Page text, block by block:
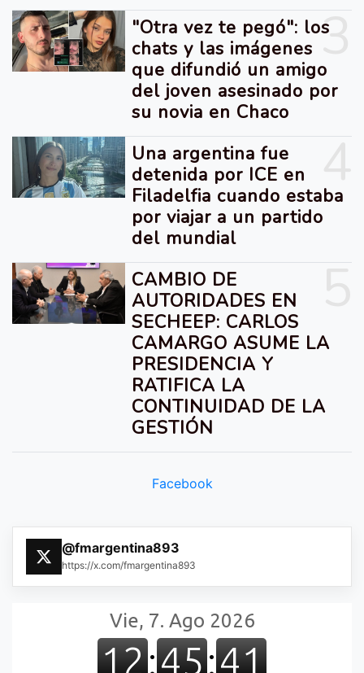
3
"Otra vez te pegó": los
chats y las imágenes
que difundió un amigo
del joven asesinado por
su novia en Chaco
Una argentina fue
detenida por ICE en
Filadelfia cuando estaba
por viajar a un partido
del mundial
CAMBIO DE
AUTORIDADES EN
SECHEEP: CARLOS
CAMARGO ASUME LA
PRESIDENCIA Y
RATIFICA LA
CONTINUIDAD DE LA
GESTIÓN
Facebook
@fmargentina893
https://x.com/fmargentina893